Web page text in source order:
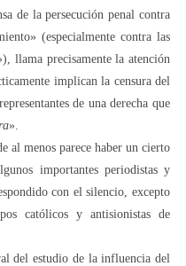
de la persecución penal contra
(especialmente contra las
llama precisamente la atención
implican la censura del
de una derecha que
».
al menos parece haber un cierto
importantes periodistas y
con el silencio, excepto
católicos y antisionistas de
del estudio de la influencia del